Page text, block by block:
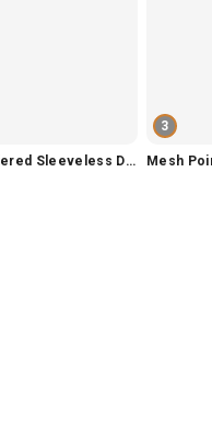
Round Neck Tiered Sleeveless Dress V2290
3
Mesh